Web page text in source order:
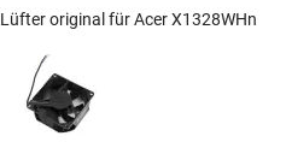
Lüfter original für Acer X1328WHn